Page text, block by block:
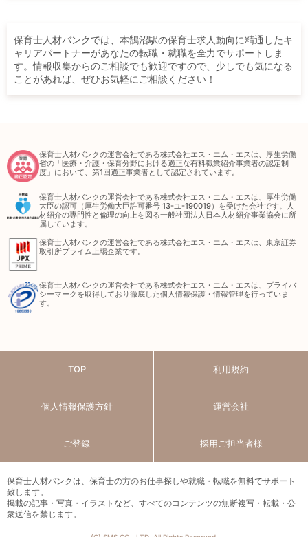
保育士人材バンクでは、本鵠沼駅の保育士求人動向に精通したキ
ャリアパートナーがあなたの転職・就職を全力でサポートしま
す。情報収集からのご相談でも歓迎ですので、少しでも気になる
ことがあれば、ぜひお気軽にご相談ください！
保育士人材バンクの運営会社である株式会社エス・エム・エスは、厚生労働
省の「医療・介護・保育分野における適正な有料職業紹介事業者の認定制
度」において、第1回適正事業者として認定されています。
保育士人材バンクの運営会社である株式会社エス・エム・エスは、厚生労働
大臣の認可（厚生労働大臣許可番号 13-ユ-190019）を受けた会社です。人
材紹介の専門性と倫理の向上を図る一般社団法人日本人材紹介事業協会に所
属しています。
保育士人材バンクの運営会社である株式会社エス・エム・エスは、東京証券
取引所プライム上場企業です。
保育士人材バンクの運営会社である株式会社エス・エム・エスは、プライバ
シーマークを取得しており徹底した個人情報保護・情報管理を行っていま
す。
TOP 利用規約
個人情報保護方針 運営会社
ご登録 採用ご担当者様
保育士人材バンクは、保育士の方のお仕事探しや就職・転職を無料でサポート
致します。
掲載の記事・写真・イラストなど、すべてのコンテンツの無断複写・転載・公
衆送信を禁じます。